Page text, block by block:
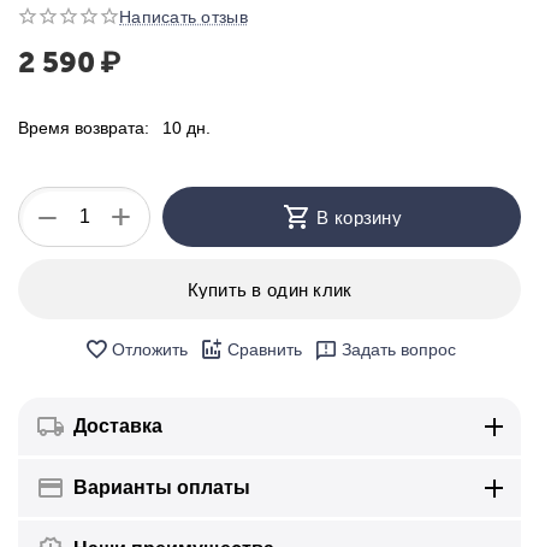
Написать отзыв
2 590 ₽
Время возврата: 10 дн.
+
− В корзину
Купить в один клик
Отложить Сравнить Задать вопрос
Доставка
Варианты оплаты